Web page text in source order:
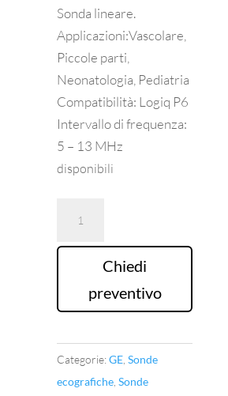
Sonda lineare.
Applicazioni:Vascolare,
Piccole parti,
Neonatologia, Pediatria
Compatibilità: Logiq P6
Intervallo di frequenza:
5 – 13 MHz
disponibili
Ge
quantità
Chiedi
preventivo
Categorie:GE ,Sonde
ecografiche ,Sonde